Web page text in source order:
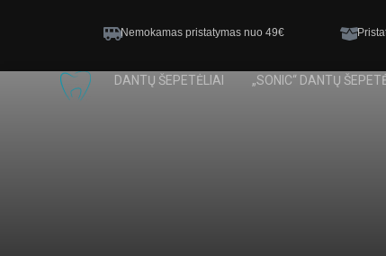
Nemokamas pristatymas nuo 49€
DANTŲ ŠEPETĖLIAI „SONIC“ DANTŲ